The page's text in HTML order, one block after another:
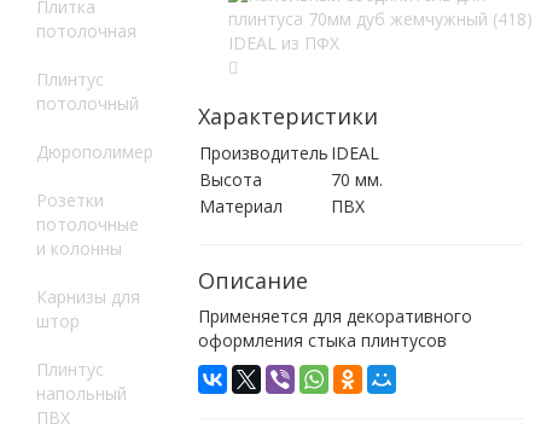
Плитка
потолочная
Плинтус
потолочный
Дюрополимер
Розетки
потолочные
и колонны
Карнизы для
штор
Плинтус
напольный
ПВХ
Характеристики
Производитель IDEAL
Высота
70 мм.
Материал
ПВХ
Описание
Применяется для декоративного
оформления стыка плинтусов